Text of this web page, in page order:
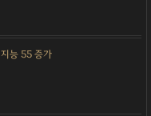
지능 55 증가